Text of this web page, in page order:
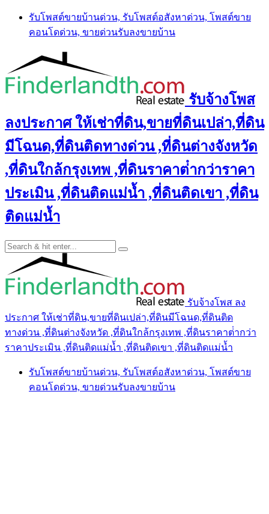
Skip
content
รับโพสต์ขายบ้านด่วน, รับโพสต์อสังหาด่วน, โพสต์ขาย
คอนโดด่วน, ขายด่วนรับลงขายบ้าน
รับจ้างโพส
ลงประกาศ ให้เช่าที่ดิน,ขายที่ดินเปล่า,ที่ดิน
มีโฉนด,ที่ดินติดทางด่วน ,ที่ดินต่างจังหวัด
,ที่ดินใกล้กรุงเทพ ,ที่ดินราคาต่ํากว่าราคา
ประเมิน ,ที่ดินติดแม่น้ำ ,ที่ดินติดเขา ,ที่ดิน
ติดแม่น้ำ
รับจ้างโพส ลง
ประกาศ ให้เช่าที่ดิน,ขายที่ดินเปล่า,ที่ดินมีโฉนด,ที่ดินติด
ทางด่วน ,ที่ดินต่างจังหวัด ,ที่ดินใกล้กรุงเทพ ,ที่ดินราคาต่ํากว่า
ราคาประเมิน ,ที่ดินติดแม่น้ำ ,ที่ดินติดเขา ,ที่ดินติดแม่น้ำ
รับโพสต์ขายบ้านด่วน, รับโพสต์อสังหาด่วน, โพสต์ขาย
คอนโดด่วน, ขายด่วนรับลงขายบ้าน